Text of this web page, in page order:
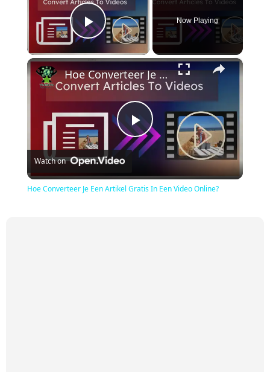
Play Video
Now Playing
×
Play
Video
Hoe Converteer Je Een Artikel Gratis In Een Video Online?
Watch on
Hoe Converteer Je Een Artikel Gratis In Een Video Online?